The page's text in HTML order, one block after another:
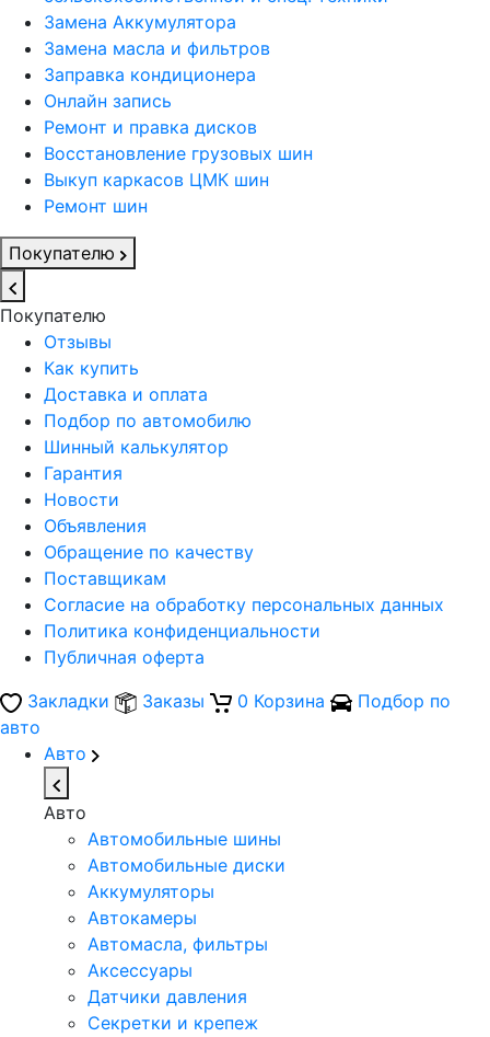
Замена Аккумулятора
Замена масла и фильтров
Заправка кондиционера
Онлайн запись
Ремонт и правка дисков
Восстановление грузовых шин
Выкуп каркасов ЦМК шин
Ремонт шин
Покупателю
Покупателю
Отзывы
Как купить
Доставка и оплата
Подбор по автомобилю
Шинный калькулятор
Гарантия
Новости
Объявления
Обращение по качеству
Поставщикам
Согласие на обработку персональных данных
Политика конфиденциальности
Публичная оферта
Закладки
Заказы 0 Корзина
Подбор по
авто
Авто
Авто
Автомобильные шины
Автомобильные диски
Аккумуляторы
Автокамеры
Автомасла, фильтры
Аксессуары
Датчики давления
Секретки и крепеж